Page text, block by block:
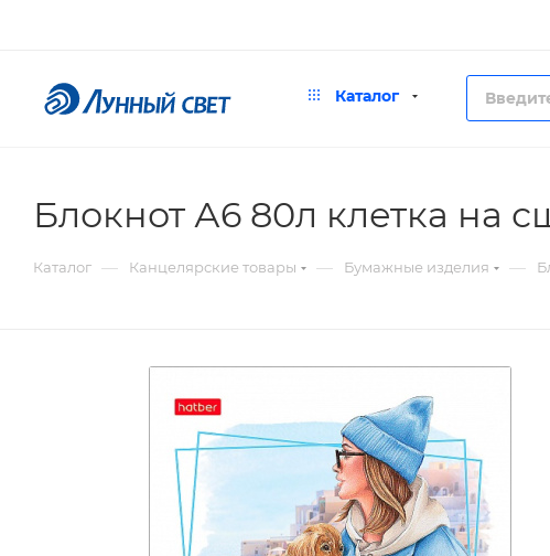
Каталог
Блокнот А6 80л клетка на
Каталог — Канцелярские товары — Бумажные изделия —